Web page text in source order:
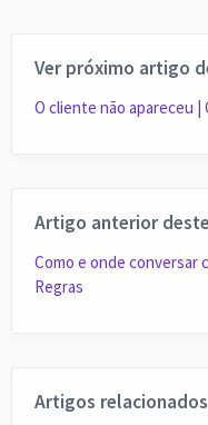
Ver próximo artigo
O cliente não apareceu |
Artigo anterior
Como e onde conversar
Regras
Artigos relacionados